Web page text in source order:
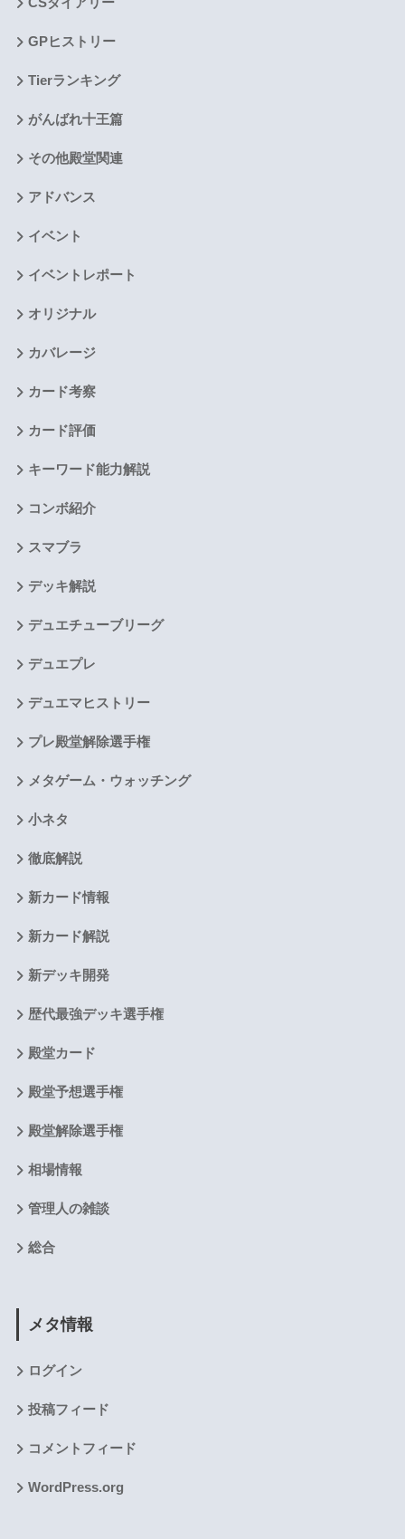
GPヒストリー
Tierランキング
がんばれ十王篇
その他殿堂関連
アドバンス
イベント
イベントレポート
オリジナル
カバレージ
カード考察
カード評価
キーワード能力解説
コンボ紹介
スマブラ
デッキ解説
デュエチューブリーグ
デュエプレ
デュエマヒストリー
プレ殿堂解除選手権
メタゲーム・ウォッチング
小ネタ
徹底解説
新カード情報
新カード解説
新デッキ開発
歴代最強デッキ選手権
殿堂カード
殿堂予想選手権
殿堂解除選手権
相場情報
管理人の雑談
総合
メタ情報
ログイン
投稿フィード
コメントフィード
WordPress.org